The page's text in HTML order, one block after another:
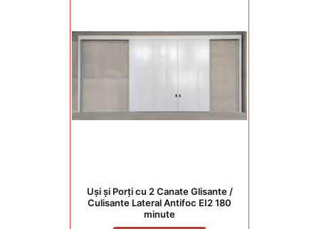
Uși și Porți cu 2 Canate Glisante /
Culisante Lateral Antifoc EI2 180
minute